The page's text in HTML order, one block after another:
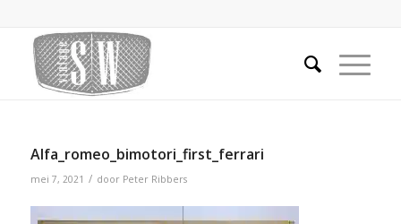
Alfa_romeo_bimotori_first_ferrari
mei 7, 2021 / door Peter Ribbers